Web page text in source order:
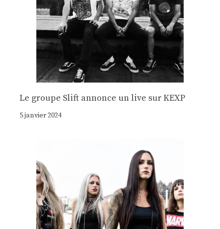
Le groupe Slift annonce un live sur KEXP
5 janvier 2024